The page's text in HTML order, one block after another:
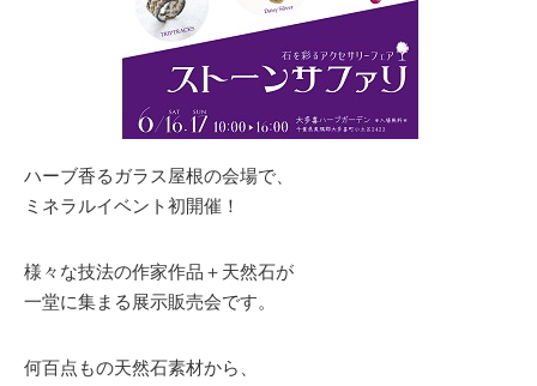
ハーブ香るガラス屋根の会場で、
ミネラルイベント初開催！
様々な技法の作家作品＋天然石が
一堂に集まる展示販売会です。
何百点もの天然石素材から、